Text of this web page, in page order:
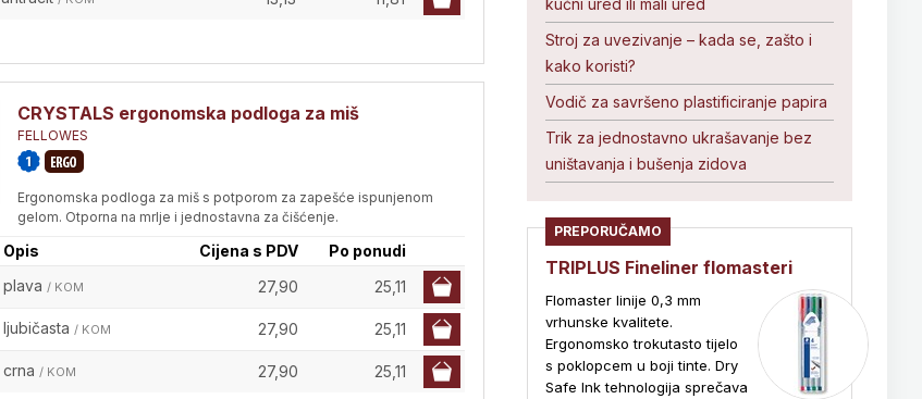
CRYSTALS ergonomska podloga za miš
FELLOWES
Ergonomska podloga za miš s potporom za zapešće ispunjenom
gelom. Otporna na mrlje i jednostavna za čišćenje.
Opis Cijena s PDV
Po ponudi
plava / KOM 27,90 25,11
ljubičasta / KOM 27,90 25,11
crna / KOM 27,90 25,11
kućni ured ili mali ured
Stroj za uvezivanje – kada se, zašto i
kako koristi?
Vodič za savršeno plastificiranje papira
Trik za jednostavno ukrašavanje bez
uništavanja i bušenja zidova
PREPORUČAMO
TRIPLUS Fineliner flomasteri
Flomaster linije 0,3 mm
vrhunske kvalitete.
Ergonomsko trokutasto tijelo
s poklopcem u boji tinte. Dry
Safe Ink tehnologija sprečava